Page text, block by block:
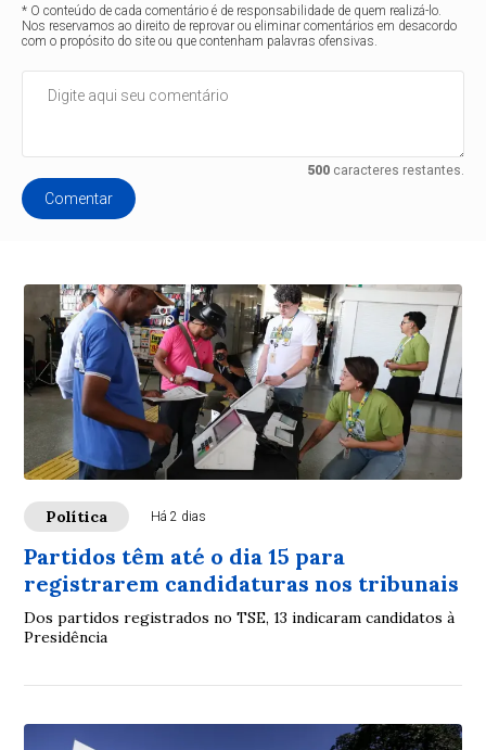
* O conteúdo de cada comentário é de responsabilidade de quem realizá-lo.
Nos reservamos ao direito de reprovar ou eliminar comentários em desacordo
com o propósito do site ou que contenham palavras ofensivas.
500caracteres restantes.
Comentar
Política Há 2 dias
Partidos têm até o dia 15 para
registrarem candidaturas nos tribunais
Dos partidos registrados no TSE, 13 indicaram candidatos à
Presidência